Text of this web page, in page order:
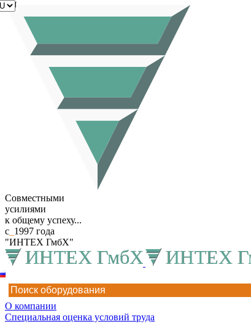
Совместными
усилиями
к общему успеху...
с 1997 года
"ИНТЕХ ГмбХ"
RU
О компании
Специальная оценка условий труда